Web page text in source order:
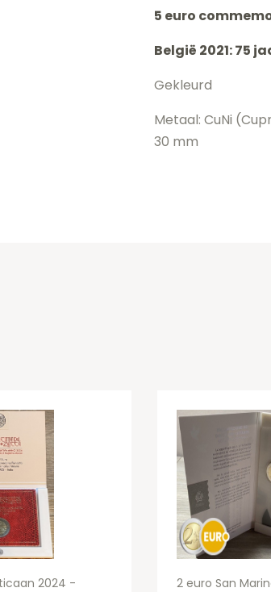
-
Blake
5 euro
België 2021: 75
Gekleurd
Metaal: CuNi
30 mm
2024 -
2 euro San